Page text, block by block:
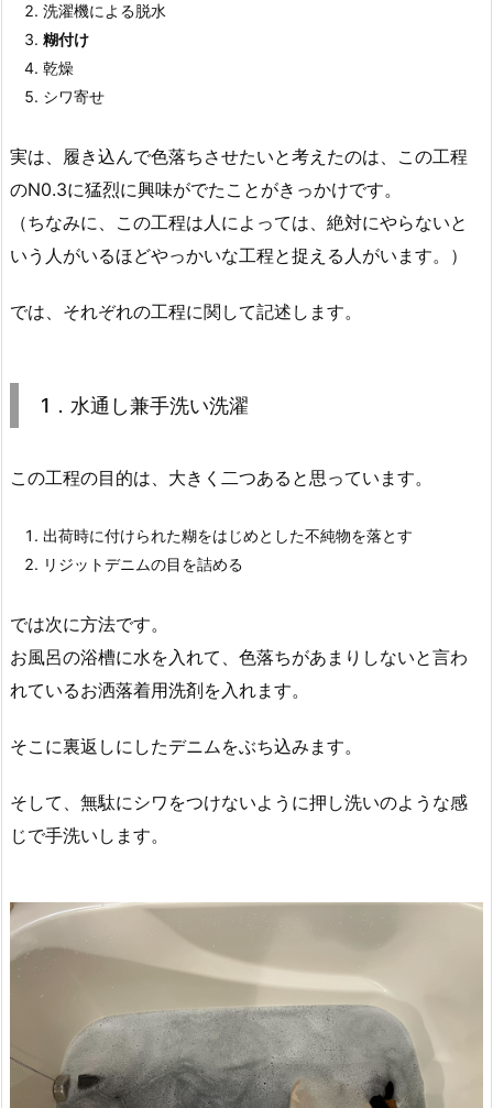
洗濯機による脱水
糊付け
乾燥
シワ寄せ
実は、履き込んで色落ちさせたいと考えたのは、この工程
のN0.3に猛烈に興味がでたことがきっかけです。
（ちなみに、この工程は人によっては、絶対にやらないと
いう人がいるほどやっかいな工程と捉える人がいます。）
では、それぞれの工程に関して記述します。
1．水通し兼手洗い洗濯
この工程の目的は、大きく二つあると思っています。
出荷時に付けられた糊をはじめとした不純物を落とす
リジットデニムの目を詰める
では次に方法です。
お風呂の浴槽に水を入れて、色落ちがあまりしないと言わ
れているお洒落着用洗剤を入れます。
そこに裏返しにしたデニムをぶち込みます。
そして、無駄にシワをつけないように押し洗いのような感
じで手洗いします。